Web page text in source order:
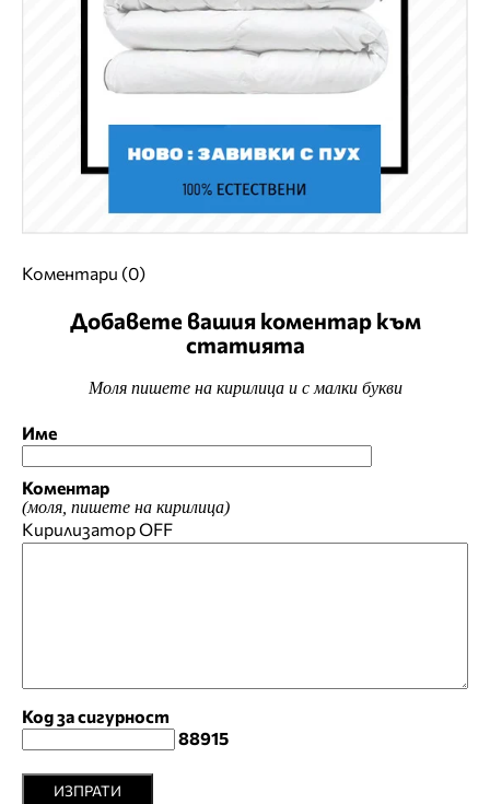
Коментари (0)
Добавете вашия коментар към
статията
Моля пишете на кирилица и с малки букви
Име
Коментар
(моля, пишете на кирилица)
КирилизаторOFF
Код за сигурност
88915
ИЗПРАТИ